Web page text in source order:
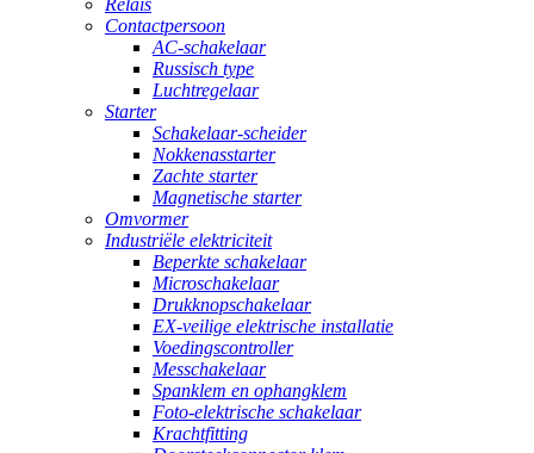
Relais
Contactpersoon
AC-schakelaar
Russisch type
Luchtregelaar
Starter
Schakelaar-scheider
Nokkenasstarter
Zachte starter
Magnetische starter
Omvormer
Industriële elektriciteit
Beperkte schakelaar
Microschakelaar
Drukknopschakelaar
EX-veilige elektrische installatie
Voedingscontroller
Messchakelaar
Spanklem en ophangklem
Foto-elektrische schakelaar
Krachtfitting